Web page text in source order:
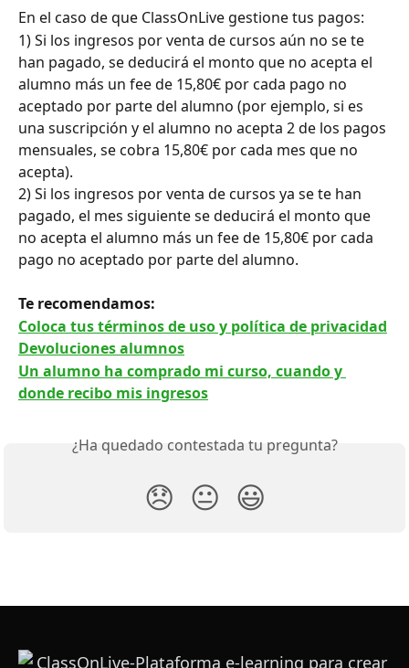
En el caso de que ClassOnLive gestione tus pagos:
1) Si los ingresos por venta de cursos aún no se te
han pagado, se deducirá el monto que no acepta el
alumno más un fee de 15,80€ por cada pago no
aceptado por parte del alumno (por ejemplo, si es
una suscripción y el alumno no acepta 2 de los pagos
mensuales, se cobra 15,80€ por cada mes que no
acepta).
2) Si los ingresos por venta de cursos ya se te han
pagado, el mes siguiente se deducirá el monto que
no acepta el alumno más un fee de 15,80€ por cada
pago no aceptado por parte del alumno.
Te recomendamos:
Coloca tus términos de uso y política de privacidad
Devoluciones alumnos
Un alumno ha comprado mi curso, cuando y
donde recibo mis ingresos
¿Ha quedado contestada tu pregunta?
😞 😐 😃